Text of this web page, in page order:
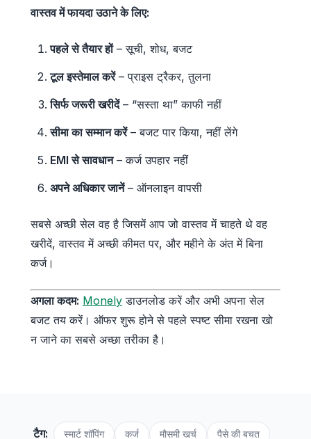
वास्तव में फायदा उठाने के लिए:
पहले से तैयार हों– सूची, शोध, बजट
टूल इस्तेमाल करें– प्राइस ट्रैकर, तुलना
सिर्फ जरूरी खरीदें– “सस्ता था” काफी नहीं
सीमा का सम्मान करें– बजट पार किया, नहीं लेंगे
EMI से सावधान– कर्ज उपहार नहीं
अपने अधिकार जानें– ऑनलाइन वापसी
सबसे अच्छी सेल वह है जिसमें आप जो वास्तव में चाहते थे वह
खरीदें, वास्तव में अच्छी कीमत पर, और महीने के अंत में बिना
कर्ज।
अगला कदम: Monely डाउनलोड करें और अभी अपना सेल
बजट तय करें। ऑफर शुरू होने से पहले स्पष्ट सीमा रखना खो
न जाने का सबसे अच्छा तरीका है।
टैग: स्मार्ट शॉपिंग कर्ज मौसमी खर्च पैसे की बचत